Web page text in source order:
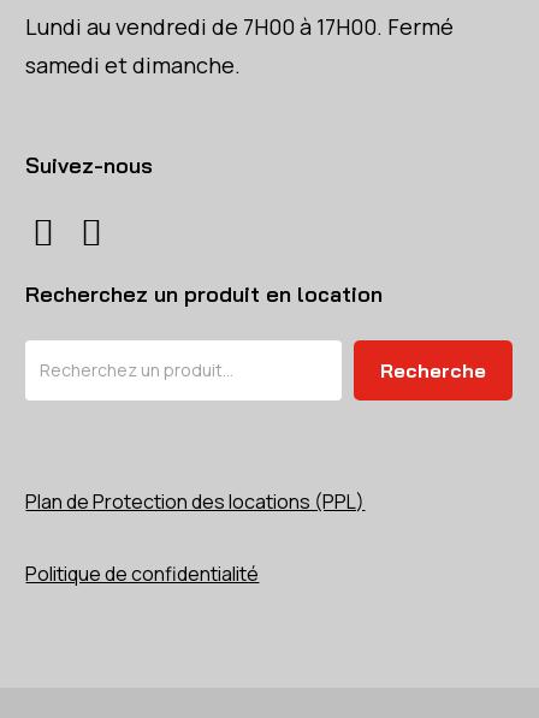
Lundi au vendredi de 7H00 à 17H00. Fermé
samedi et dimanche.
Suivez-nous
Recherchez un produit en location
Recherche
Plan de Protection des locations (PPL)
Politique de confidentialité